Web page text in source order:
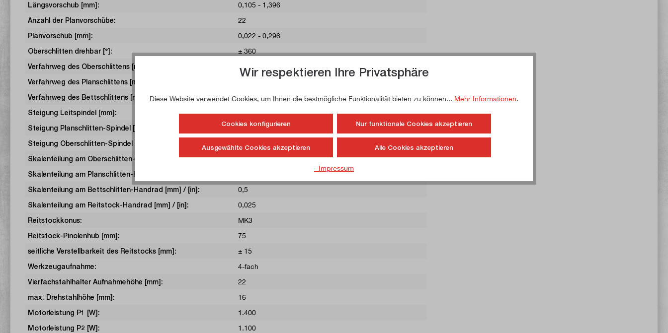
Längsvorschub [mm]:
0,105 - 1,396
Anzahl der Planvorschübe:
22
Planvorschub [mm]:
0,022 - 0,296
Oberschlitten drehbar [°]:
± 360
Verfahrweg des Oberschlittens [mm]:
140
Verfahrweg des Planschlittens [mm]:
Verfahrweg des Bettschlittens [mm]:
560
Steigung Leitspindel [mm]:
3
Steigung Planschlitten-Spindel [mm]:
4
Steigung Oberschlitten-Spindel [mm]:
Skalenteilung am Oberschlitten-Handrad [mm] / [in]:
0,05
Skalenteilung am Planschlitten-Handrad [mm] / [in]:
Skalenteilung am Bettschlitten-Handrad [mm] / [in]:
0,5
Skalenteilung am Reitstock-Handrad [mm] / [in]:
0,025
Reitstockkonus:
MK3
Reitstock-Pinolenhub [mm]:
75
seitliche Verstellbarkeit des Reitstocks [mm]:
± 15
Werkzeugaufnahme:
4-fach
Vierfachstahlhalter Aufnahmehöhe [mm]:
22
max. Drehstahlhöhe [mm]:
16
Motorleistung P1 [W]:
1.400
Motorleistung P2 [W]:
1.100
Wir respektieren Ihre Privatsphäre
Diese Website verwendet Cookies, um Ihnen die bestmögliche Funktionalität bieten zu können... Mehr Informationen.
Cookies konfigurieren Nur funktionale Cookies akzeptieren
Ausgewählte Cookies akzeptieren Alle Cookies akzeptieren
- Impressum